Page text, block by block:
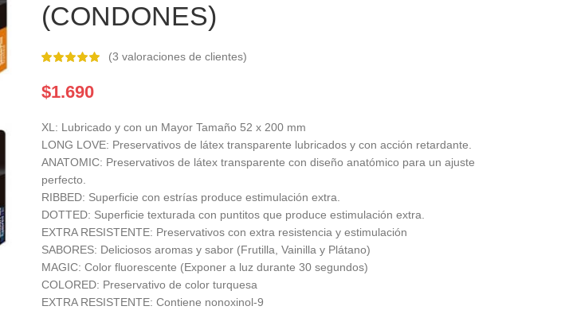
(CONDONES)
(3 valoraciones de clientes)
$1.690
XL: Lubricado y con un Mayor Tamaño 52 x 200 mm
LONG LOVE: Preservativos de látex transparente lubricados y con acción retardante.
ANATOMIC: Preservativos de látex transparente con diseño anatómico para un ajuste
perfecto.
RIBBED: Superficie con estrías produce estimulación extra.
DOTTED: Superficie texturada con puntitos que produce estimulación extra.
EXTRA RESISTENTE: Preservativos con extra resistencia y estimulación
SABORES: Deliciosos aromas y sabor (Frutilla, Vainilla y Plátano)
MAGIC: Color fluorescente (Exponer a luz durante 30 segundos)
COLORED: Preservativo de color turquesa
EXTRA RESISTENTE: Contiene nonoxinol-9